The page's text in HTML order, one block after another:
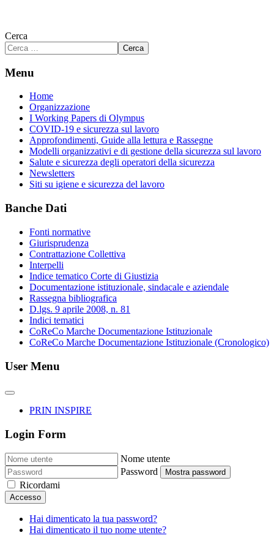
Cerca
Cerca
Menu
Home
Organizzazione
I Working Papers di Olympus
COVID-19 e sicurezza sul lavoro
Approfondimenti, Guide alla lettura e Rassegne
Modelli organizzativi e di gestione della sicurezza sul lavoro
Salute e sicurezza degli operatori della sicurezza
Newsletters
Siti su igiene e sicurezza del lavoro
Banche Dati
Fonti normative
Giurisprudenza
Contrattazione Collettiva
Interpelli
Indice tematico Corte di Giustizia
Documentazione istituzionale, sindacale e aziendale
Rassegna bibliografica
D.lgs. 9 aprile 2008, n. 81
Indici tematici
CoReCo Marche Documentazione Istituzionale
CoReCo Marche Documentazione Istituzionale (Cronologico)
User Menu
PRIN INSPIRE
Login Form
Nome utente
Password
Mostra password
Ricordami
Accesso
Hai dimenticato la tua password?
Hai dimenticato il tuo nome utente?